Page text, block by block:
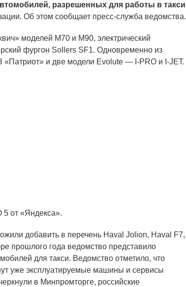
разрешенных для работы в такси
Об этом сообщает пресс-служба ведомства.
моделей М70 и М90, электрический
фургон Sollers SF1. Одновременно из
и две модели Evolute — I-PRO и I-JET.
5 от «Яндекса».
добавить в перечень Haval Jolion, Haval F7,
прошлого года ведомство представило
для такси. Ведомство отметило, что
уже эксплуатируемые машины и сервисы
в Минпромторге, российские